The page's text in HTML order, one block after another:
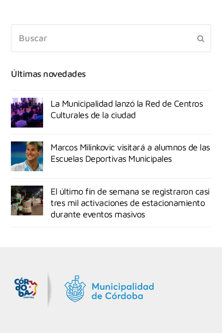
Últimas novedades
La Municipalidad lanzó la Red de Centros
Culturales de la ciudad
Marcos Milinkovic visitará a alumnos de las
Escuelas Deportivas Municipales
El último fin de semana se registraron casi
tres mil activaciones de estacionamiento
durante eventos masivos